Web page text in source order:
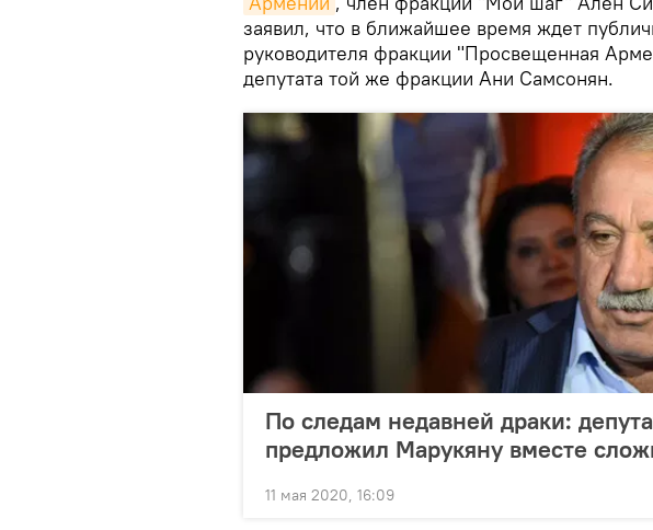
заявил, что в ближайшее время ждет
руководителя фракции "Просвещенная
депутата той же фракции Ани Самсонян.
По следам недавней драки:
предложил Марукяну вместе
11 мая 2020, 16:09